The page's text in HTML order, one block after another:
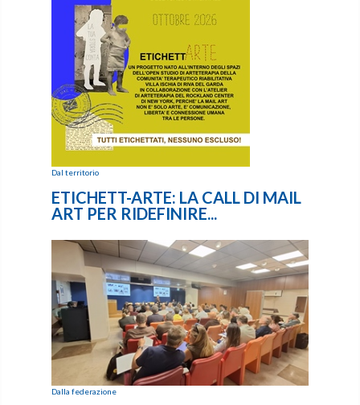
Dal territorio
ETICHETT-ARTE: LA CALL DI MAIL
ART PER RIDEFINIRE...
Dalla federazione